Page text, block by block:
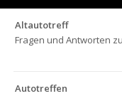
Altautotreff
Fragen und Antworten
Autotreffen